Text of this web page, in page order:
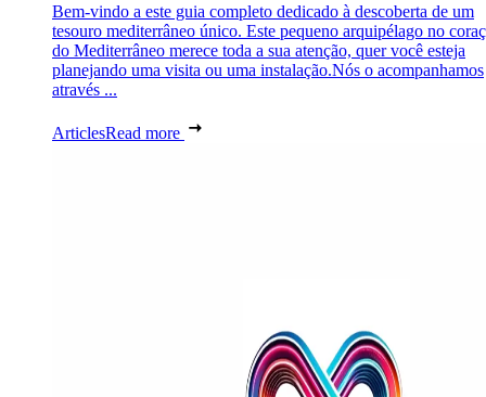
Bem-vindo a este guia completo dedicado à descoberta de um
tesouro mediterrâneo único. Este pequeno arquipélago no
do Mediterrâneo merece toda a sua atenção, quer você esteja
planejando uma visita ou uma instalação.Nós o acompanhamos
através ...
ArticlesRead more